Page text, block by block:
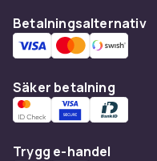
på ett pålitligt och
produkter och hitta
presenningen för
upptäck hur enkelt
ägodelar med rätt
Betalningsalternativ
Säker betalning
Trygg e-handel